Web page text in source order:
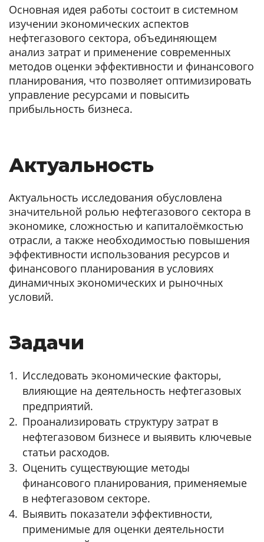
Основная идея работы состоит в системном
изучении экономических аспектов
нефтегазового сектора, объединяющем
анализ затрат и применение современных
методов оценки эффективности и финансового
планирования, что позволяет оптимизировать
управление ресурсами и повысить
прибыльность бизнеса.
Актуальность
Актуальность исследования обусловлена
значительной ролью нефтегазового сектора в
экономике, сложностью и капиталоёмкостью
отрасли, а также необходимостью повышения
эффективности использования ресурсов и
финансового планирования в условиях
динамичных экономических и рыночных
условий.
Задачи
Исследовать экономические факторы,
влияющие на деятельность нефтегазовых
предприятий.
Проанализировать структуру затрат в
нефтегазовом бизнесе и выявить ключевые
статьи расходов.
Оценить существующие методы
финансового планирования, применяемые
в нефтегазовом секторе.
Выявить показатели эффективности,
применимые для оценки деятельности